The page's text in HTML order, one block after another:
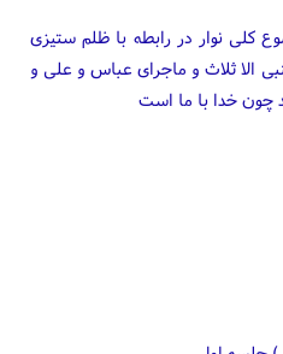
کلی نوار در رابطه با ظلم ستیزی
الا ثلاث و ماجرای عباس و علی و
چون خدا با ما است